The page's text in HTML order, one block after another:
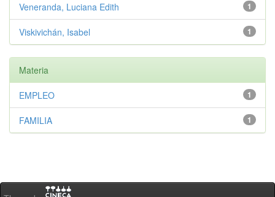
1
Veneranda, Luciana Edith
1
Viskivichán, Isabel
Materia
1
EMPLEO
1
FAMILIA